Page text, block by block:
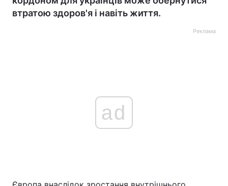
Головна Війна
втратою здоров'я і навіть життя.
Реклама
ad